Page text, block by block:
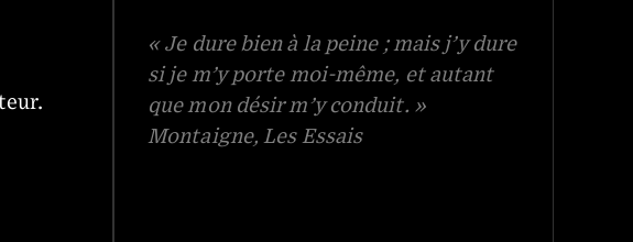
« Je dure bien à la peine ; mais j’y dure
si je m’y porte moi-même, et autant
que mon désir m’y conduit. »
Montaigne, Les Essais